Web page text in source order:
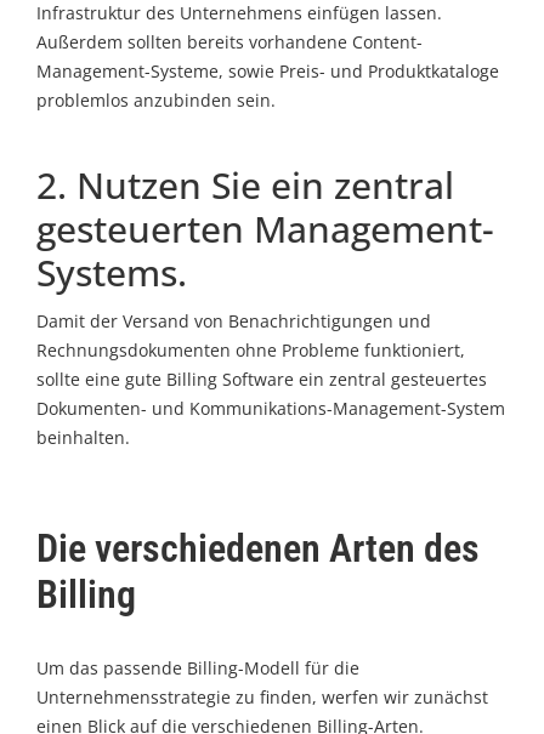
Infrastruktur des Unternehmens einfügen lassen.
Außerdem sollten bereits vorhandene Content-
Management-Systeme, sowie Preis- und Produktkataloge
problemlos anzubinden sein.
2. Nutzen Sie ein zentral
gesteuerten Management-
Systems.
Damit der Versand von Benachrichtigungen und
Rechnungsdokumenten ohne Probleme funktioniert,
sollte eine gute Billing Software ein zentral gesteuertes
Dokumenten- und Kommunikations-Management-System
beinhalten.
Die verschiedenen Arten des
Billing
Um das passende Billing-Modell für die
Unternehmensstrategie zu finden, werfen wir zunächst
einen Blick auf die verschiedenen Billing-Arten.